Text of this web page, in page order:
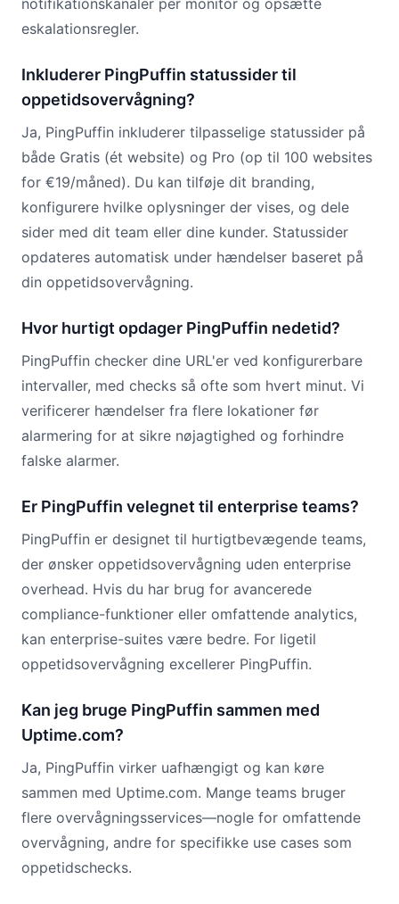
notifikationskanaler per monitor og opsætte
eskalationsregler.
Inkluderer PingPuffin statussider til
oppetidsovervågning?
Ja, PingPuffin inkluderer tilpasselige statussider på
både Gratis (ét website) og Pro (op til 100 websites
for €19/måned). Du kan tilføje dit branding,
konfigurere hvilke oplysninger der vises, og dele
sider med dit team eller dine kunder. Statussider
opdateres automatisk under hændelser baseret på
din oppetidsovervågning.
Hvor hurtigt opdager PingPuffin nedetid?
PingPuffin checker dine URL'er ved konfigurerbare
intervaller, med checks så ofte som hvert minut. Vi
verificerer hændelser fra flere lokationer før
alarmering for at sikre nøjagtighed og forhindre
falske alarmer.
Er PingPuffin velegnet til enterprise teams?
PingPuffin er designet til hurtigtbevægende teams,
der ønsker oppetidsovervågning uden enterprise
overhead. Hvis du har brug for avancerede
compliance-funktioner eller omfattende analytics,
kan enterprise-suites være bedre. For ligetil
oppetidsovervågning excellerer PingPuffin.
Kan jeg bruge PingPuffin sammen med
Uptime.com?
Ja, PingPuffin virker uafhængigt og kan køre
sammen med Uptime.com. Mange teams bruger
flere overvågningsservices—nogle for omfattende
overvågning, andre for specifikke use cases som
oppetidschecks.